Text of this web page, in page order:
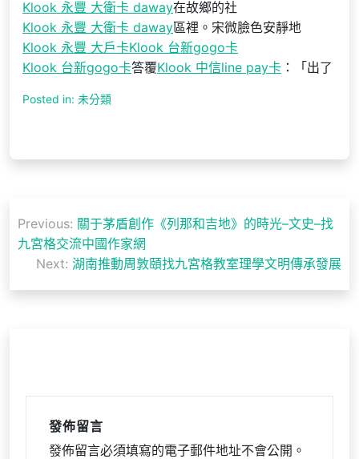
Klook 永豐 大衛卡 daway在故鄉的社
Klook 永豐 大衛卡 daway區裡。宋微臉色安靜地
Klook 永豐 大戶卡Klook 台新gogo卡
Klook 台新gogo卡答覆Klook 中信line pay卡 ：「出了
Posted in: 未分類
章
覽
Previous: 關于茅盾創作《列那和吉地》的時光–文史–找
九宮格交流中國作家網
Next: 湖南推動周敦頤找九宮格教室理學文明傳承發展
發佈留言
發佈留言必須填寫的電子郵件地址不會公開。